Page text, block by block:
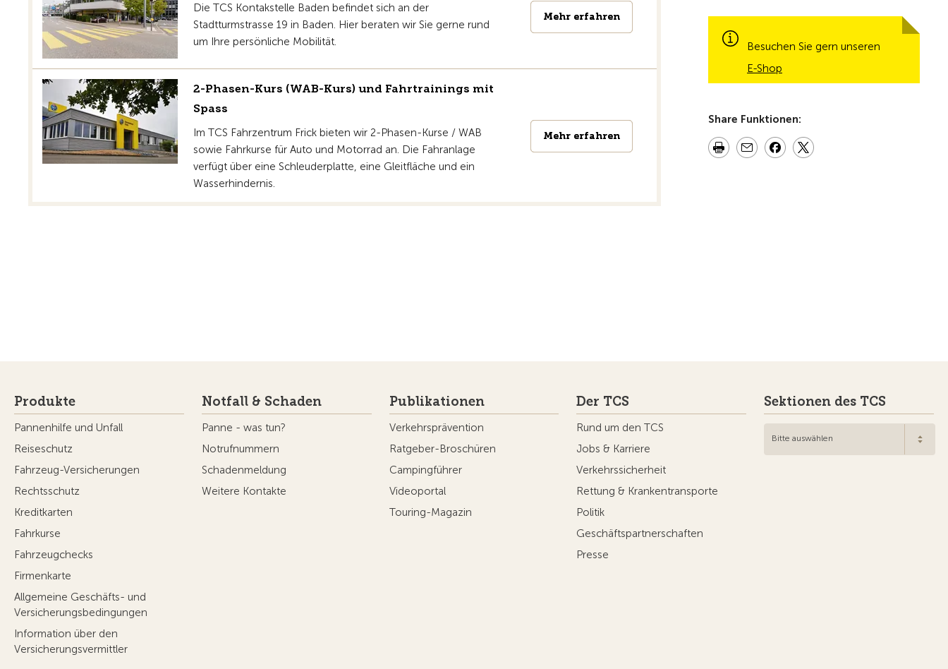
Die TCS Kontakstelle Baden befindet sich an der
Stadtturmstrasse 19 in Baden. Hier beraten wir Sie gerne rund
um Ihre persönliche Mobilität.
Mehr erfahren
Mehr erfahren
2-Phasen-Kurs (WAB-Kurs) und Fahrtrainings mit
Spass
Im TCS Fahrzentrum Frick bieten wir 2-Phasen-Kurse / WAB
sowie Fahrkurse für Auto und Motorrad an. Die Fahranlage
verfügt über eine Schleuderplatte, eine Gleitfläche und ein
Wasserhindernis.
Mehr erfahren
Mehr erfahren
Besuchen Sie gern unseren
E-Shop
Share Funktionen:
Produkte
Pannenhilfe und Unfall
Reiseschutz
Fahrzeug-Versicherungen
Rechtsschutz
Kreditkarten
Fahrkurse
Fahrzeugchecks
Firmenkarte
Allgemeine Geschäfts- und
Versicherungsbedingungen
Information über den
Versicherungsvermittler
Notfall & Schaden
Panne - was tun?
Notrufnummern
Schadenmeldung
Weitere Kontakte
Publikationen
Verkehrsprävention
Ratgeber-Broschüren
Campingführer
Videoportal
Touring-Magazin
Der TCS
Rund um den TCS
Jobs & Karriere
Verkehrssicherheit
Rettung & Krankentransporte
Politik
Geschäftspartnerschaften
Presse
Sektionen des TCS
Bitte auswählen